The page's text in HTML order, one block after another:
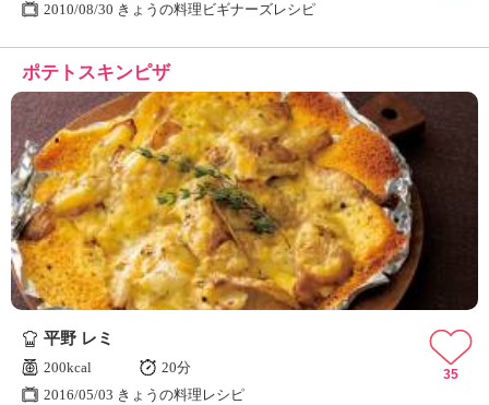
2010/08/30 きょうの料理ビギナーズレシピ
ポテトスキンピザ
平野 レミ
200kcal
20分
2016/05/03 きょうの料理レシピ
35